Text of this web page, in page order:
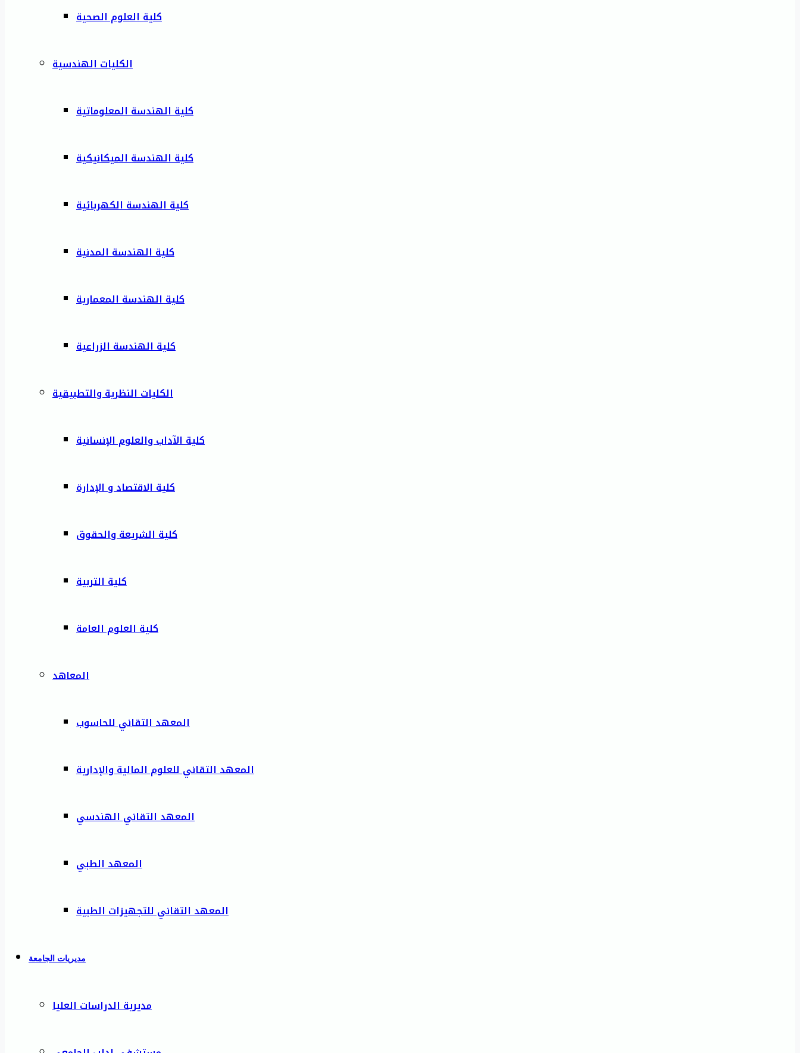
كلية العلوم الصحية
الكليات الهندسية
كلية الهندسة المعلوماتية
كلية الهندسة الميكانيكية
كلية الهندسة الكهربائية
كلية الهندسة المدنية
كلية الهندسة المعمارية
كلية الهندسة الزراعية
الكليات النظرية والتطبيقية
كلية الآداب والعلوم الإنسانية
كلية الاقتصاد و الإدارة
كلية الشريعة والحقوق
كلية التربية
كلية العلوم العامة
المعاهد
المعهد التقاني للحاسوب
المعهد التقاني للعلوم المالية والإدارية
المعهد التقاني الهندسي
المعهد الطبي
المعهد التقاني للتجهيزات الطبية
مديريات الجامعة
مديرية الدراسات العليا